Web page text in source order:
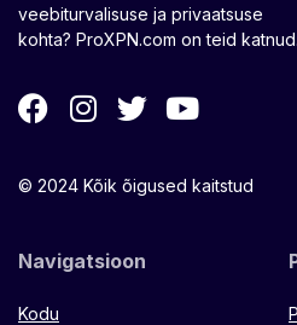
veebiturvalisuse ja privaatsuse
kohta? ProXPN.com on teid katnud.
© 2024 Kõik õigused kaitstud
Navigatsioon
Kodu